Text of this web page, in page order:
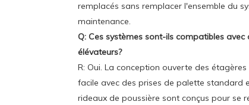
remplacés sans remplacer l'ensemble du
maintenance.
Q: Ces systèmes sont-ils compatibles
élévateurs?
R: Oui. La conception ouverte des
facile avec des prises de palette standard
rideaux de poussière sont conçus pour se